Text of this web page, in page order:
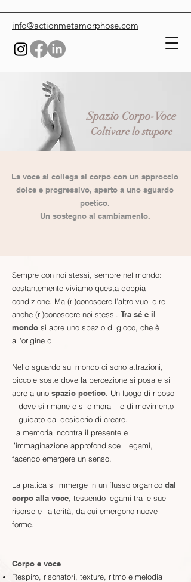
info@actionmetamorphose.com
Spazio Corpo-Voce
Coltivare lo stupore
La voce si collega al corpo con un approccio
dolce e progressivo, aperto a uno sguardo
poetico.
Un sostegno al cambiamento.
Sempre con noi stessi, sempre nel mondo:
costantemente viviamo questa doppia
condizione. Ma (ri)conoscere l’altro vuol dire
anche (ri)conoscere noi stessi. Tra sé e il
mondo si apre uno spazio di gioco, che è
all'origine d
Nello sguardo sul mondo ci sono attrazioni,
piccole soste dove la percezione si posa e si
apre a uno spazio poetico . Un luogo di riposo
– dove si rimane e si dimora – e di movimento
– guidato dal desiderio di creare.
La memoria incontra il presente e
l’immaginazione approfondisce i legami,
facendo emergere un senso.
La pratica si immerge in un flusso organico dal
corpo alla voce , tessendo legami tra le sue
risorse e l’alterità, da cui emergono nuove
forme.
Corpo e voce
Respiro, risonatori, texture, ritmo e melodia